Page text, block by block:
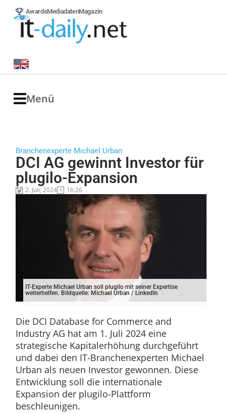
AwardsMediadatenMagazin
Menü
Branchenexperte Michael Urban
DCI AG gewinnt Investor für
plugilo-Expansion
2. Juli, 2024 16:26
IT-Experte Michael Urban soll plugilo mit seiner Expertise
weiterhelfen. Bildquelle: Michael Urban / LinkedIn
Die DCI Database for Commerce and
Industry AG hat am 1. Juli 2024 eine
strategische Kapitalerhöhung durchgeführt
und dabei den IT-Branchenexperten Michael
Urban als neuen Investor gewonnen. Diese
Entwicklung soll die internationale
Expansion der plugilo-Plattform
beschleunigen.